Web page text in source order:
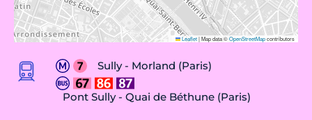
Leaflet|Map data ©OpenStreetMapcontributors
Sully - Morland (Paris)
Pont Sully - Quai de Béthune (Paris)